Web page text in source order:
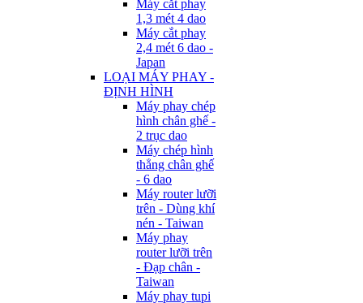
Máy cắt phay
1,3 mét 4 dao
Máy cắt phay
2,4 mét 6 dao -
Japan
LOẠI MÁY PHAY -
ĐỊNH HÌNH
Máy phay chép
hình chân ghế -
2 trục dao
Máy chép hình
thẳng chân ghế
- 6 dao
Máy router lưỡi
trên - Dùng khí
nén - Taiwan
Máy phay
router lưỡi trên
- Đạp chân -
Taiwan
Máy phay tupi